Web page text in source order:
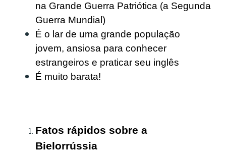
na Grande Guerra Patriótica (a Segunda
Guerra Mundial)
É o lar de uma grande população
jovem, ansiosa para conhecer
estrangeiros e praticar seu inglês
É muito barata!
Fatos rápidos sobre a
Bielorrússia